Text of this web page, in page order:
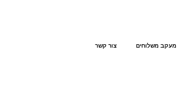
מעקב משלוחים צור קשר